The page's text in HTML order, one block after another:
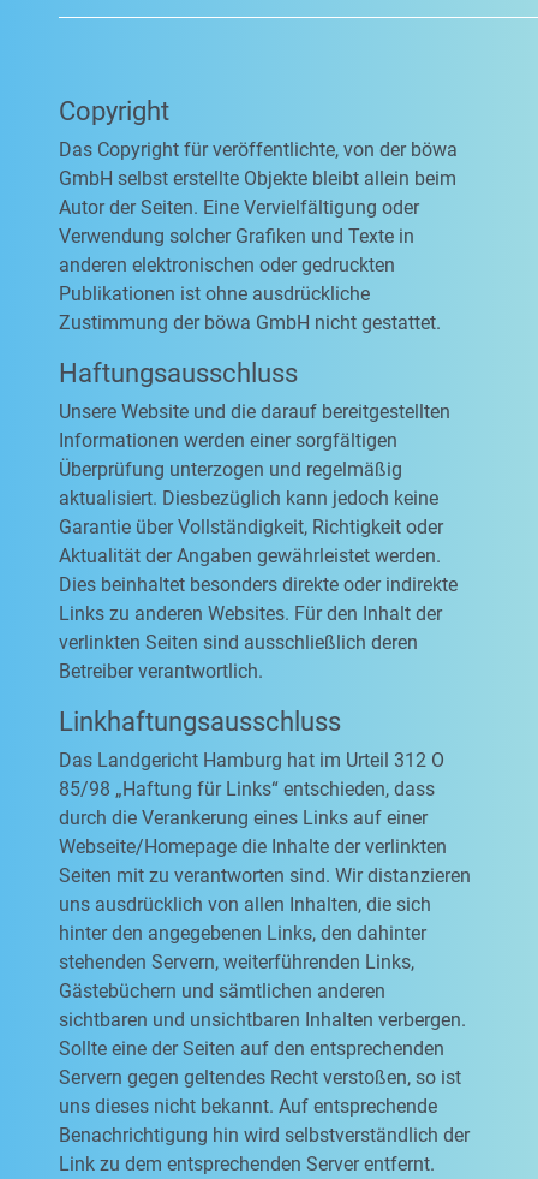
Copyright
Das Copyright für veröffentlichte, von der böwa
GmbH selbst erstellte Objekte bleibt allein beim
Autor der Seiten. Eine Vervielfältigung oder
Verwendung solcher Grafiken und Texte in
anderen elektronischen oder gedruckten
Publikationen ist ohne ausdrückliche
Zustimmung der böwa GmbH nicht gestattet.
Haftungsausschluss
Unsere Website und die darauf bereitgestellten
Informationen werden einer sorgfältigen
Überprüfung unterzogen und regelmäßig
aktualisiert. Diesbezüglich kann jedoch keine
Garantie über Vollständigkeit, Richtigkeit oder
Aktualität der Angaben gewährleistet werden.
Dies beinhaltet besonders direkte oder indirekte
Links zu anderen Websites. Für den Inhalt der
verlinkten Seiten sind ausschließlich deren
Betreiber verantwortlich.
Linkhaftungsausschluss
Das Landgericht Hamburg hat im Urteil 312 O
85/98 „Haftung für Links“ entschieden, dass
durch die Verankerung eines Links auf einer
Webseite/Homepage die Inhalte der verlinkten
Seiten mit zu verantworten sind. Wir distanzieren
uns ausdrücklich von allen Inhalten, die sich
hinter den angegebenen Links, den dahinter
stehenden Servern, weiterführenden Links,
Gästebüchern und sämtlichen anderen
sichtbaren und unsichtbaren Inhalten verbergen.
Sollte eine der Seiten auf den entsprechenden
Servern gegen geltendes Recht verstoßen, so ist
uns dieses nicht bekannt. Auf entsprechende
Benachrichtigung hin wird selbstverständlich der
Link zu dem entsprechenden Server entfernt.